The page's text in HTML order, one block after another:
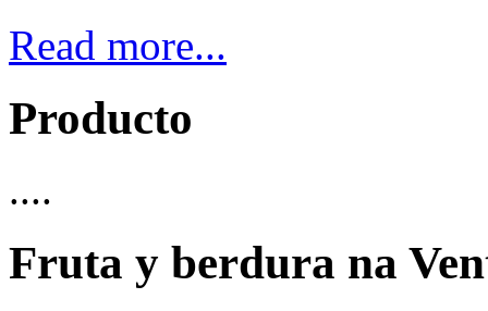
Read more...
Producto
....
Fruta y berdura na